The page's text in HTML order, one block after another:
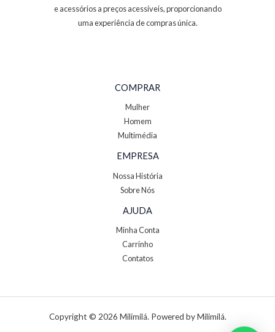
e acessórios a preços acessíveis, proporcionando
uma experiência de compras única.
COMPRAR
Mulher
Homem
Multimédia
EMPRESA
Nossa História
Sobre Nós
AJUDA
Minha Conta
Carrinho
Contatos
Copyright © 2026 Milimilá. Powered by Milimilá.